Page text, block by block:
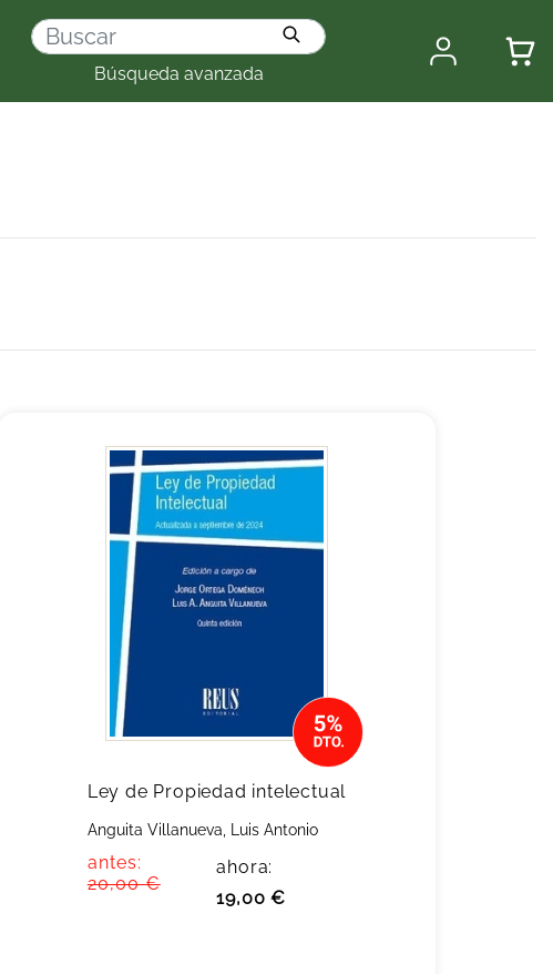
Búsqueda avanzada
Ley de Propiedad intelectual
Anguita Villanueva, Luis Antonio
antes:
20,00 €
ahora:
19,00 €